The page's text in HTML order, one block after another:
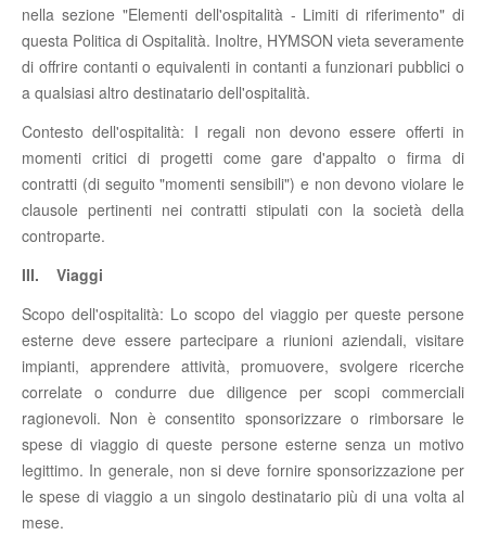
nella sezione "Elementi dell'ospitalità - Limiti di riferimento" di
questa Politica di Ospitalità. Inoltre, HYMSON vieta severamente
di offrire contanti o equivalenti in contanti a funzionari pubblici o
a qualsiasi altro destinatario dell'ospitalità.
Contesto dell'ospitalità: I regali non devono essere offerti in
momenti critici di progetti come gare d'appalto o firma di
contratti (di seguito "momenti sensibili") e non devono violare le
clausole pertinenti nei contratti stipulati con la società della
controparte.
III. Viaggi
Scopo dell'ospitalità: Lo scopo del viaggio per queste persone
esterne deve essere partecipare a riunioni aziendali, visitare
impianti, apprendere attività, promuovere, svolgere ricerche
correlate o condurre due diligence per scopi commerciali
ragionevoli. Non è consentito sponsorizzare o rimborsare le
spese di viaggio di queste persone esterne senza un motivo
legittimo. In generale, non si deve fornire sponsorizzazione per
le spese di viaggio a un singolo destinatario più di una volta al
mese.